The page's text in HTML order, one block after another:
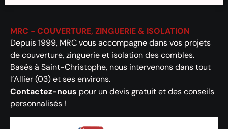
MRC - COUVERTURE, ZINGUERIE & ISOLATION
Depuis 1999, MRC vous accompagne dans vos projets
de couverture, zinguerie et isolation des combles.
Basés à Saint-Christophe, nous intervenons dans tout
l’Allier (03) et ses environs.
Contactez-nous pour un devis gratuit et des conseils
personnalisés !